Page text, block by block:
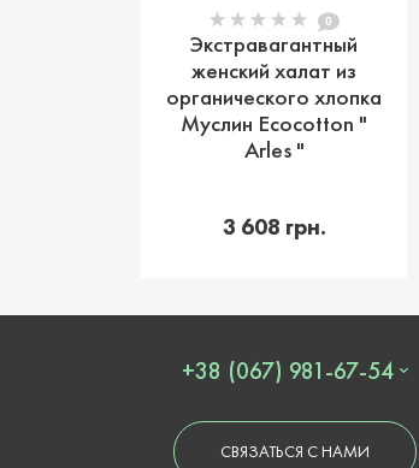
0
Экстравагантный
женский халат из
органического хлопка
Муслин Ecocotton "
Arles "
3 608 грн.
В корзину
+38 (067) 981-67-54
СВЯЗАТЬСЯ С НАМИ